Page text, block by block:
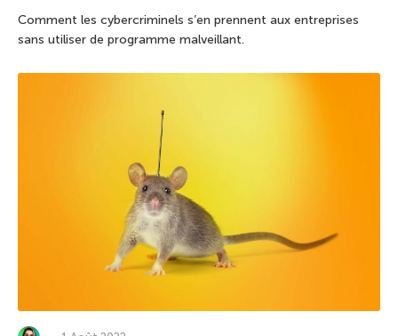
Comment les cybercriminels s’en prennent aux entreprises
sans utiliser de programme malveillant.